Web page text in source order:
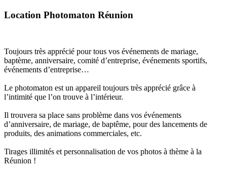
Location Photomaton Réunion
Toujours très apprécié pour tous vos événements de mariage,
baptème, anniversaire, comité d’entreprise, événements sportifs,
événements d’entreprise…
Le photomaton est un appareil toujours très apprécié grâce à
l’intimité que l’on trouve à l’intérieur.
Il trouvera sa place sans problème dans vos événements
d’anniversaire, de mariage, de baptême, pour des lancements de
produits, des animations commerciales, etc.
Tirages illimités et personnalisation de vos photos à thème à la
Réunion !